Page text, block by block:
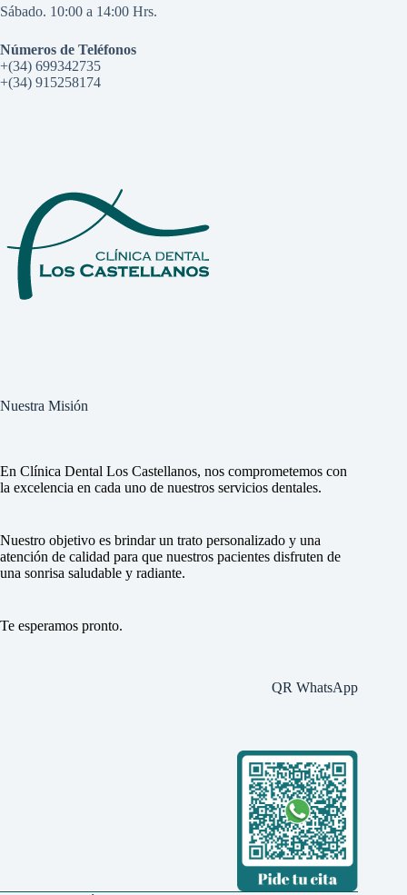
Sábado. 10:00 a 14:00 Hrs.
Números de Teléfonos
+(34) 699342735
+(34) 915258174
Nuestra Misión
En Clínica Dental Los Castellanos, nos comprometemos con
la excelencia en cada uno de nuestros servicios dentales.
Nuestro objetivo es brindar un trato personalizado y una
atención de calidad para que nuestros pacientes disfruten de
una sonrisa saludable y radiante.
Te esperamos pronto.
QR WhatsApp